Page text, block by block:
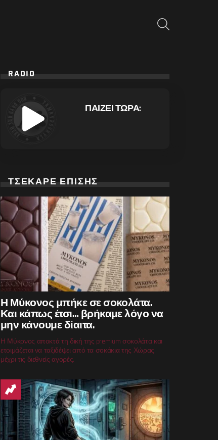
RADIO
ΠΑΙΖΕΙ ΤΩΡΑ:
ΤΣΕΚΑΡΕ ΕΠΙΣΗΣ
Η Μύκονος μπήκε σε σοκολάτα.
Και κάπως έτσι… βρήκαμε λόγο να
μην κάνουμε δίαιτα.
Η Μύκονος αποκτά τη δική της premium σοκολάτα και
ετοιμάζεται να ταξιδέψει από τα σοκάκια της Χώρας
μέχρι τις διεθνείς αγορές.